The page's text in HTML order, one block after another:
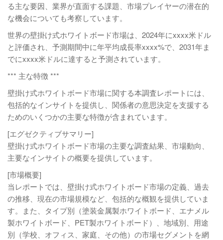
る主な要因、業界が直面する課題、市場プレイヤーの潜在的
な機会についても考察しています。
世界の壁掛け式ホワイトボード市場は、2024年にxxxx米ドル
と評価され、予測期間中に年平均成長率xxxx%で、2031年ま
でにxxxx米ドルに達すると予測されています。
*** 主な特徴 ***
壁掛け式ホワイトボード市場に関する本調査レポートには、
包括的なインサイトを提供し、関係者の意思決定を支援する
ためのいくつかの主要な特徴が含まれています。
[エグゼクティブサマリー]
壁掛け式ホワイトボード市場の主要な調査結果、市場動向、
主要なインサイトの概要を提供しています。
[市場概要]
当レポートでは、壁掛け式ホワイトボード市場の定義、過去
の推移、現在の市場規模など、包括的な概観を提供していま
す。また、タイプ別（塗装金属製ホワイトボード、エナメル
製ホワイトボード、PET製ホワイトボード）、地域別、用途
別（学校、オフィス、家庭、その他）の市場セグメントを網